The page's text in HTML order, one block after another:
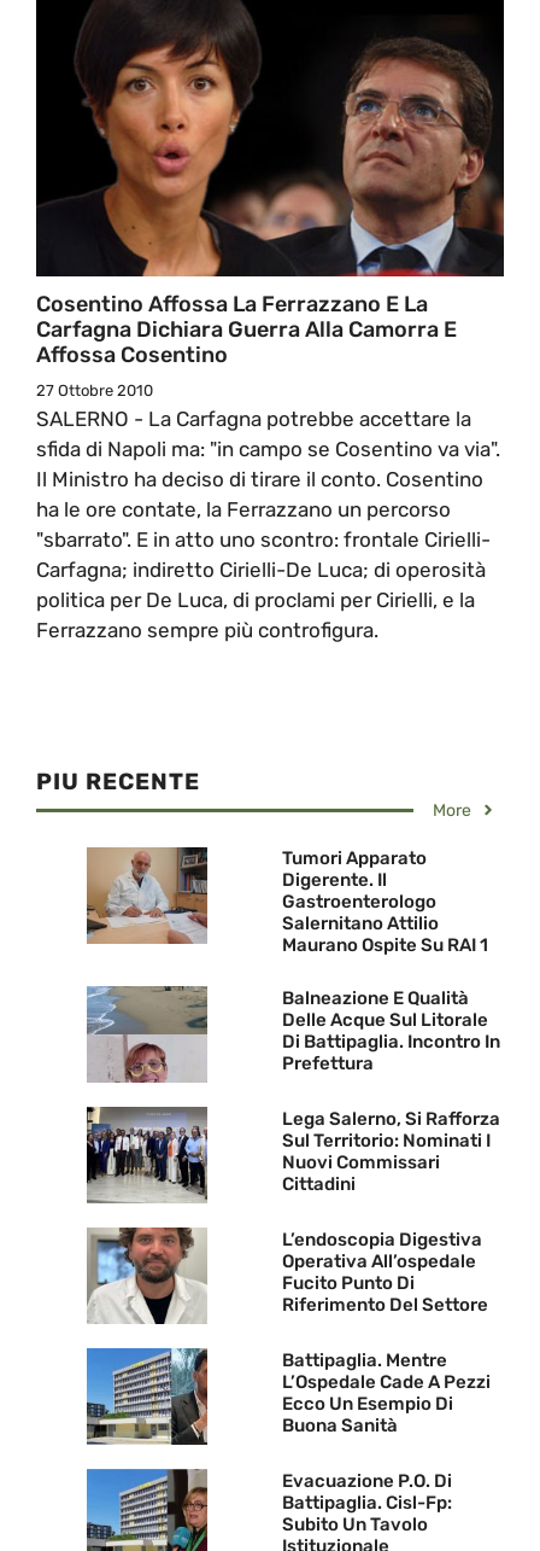
Cosentino Affossa La Ferrazzano E La
Carfagna Dichiara Guerra Alla Camorra E
Affossa Cosentino
27 Ottobre 2010
SALERNO - La Carfagna potrebbe accettare la
sfida di Napoli ma: "in campo se Cosentino va via".
Il Ministro ha deciso di tirare il conto. Cosentino
ha le ore contate, la Ferrazzano un percorso
"sbarrato". E in atto uno scontro: frontale Cirielli-
Carfagna; indiretto Cirielli-De Luca; di operosità
politica per De Luca, di proclami per Cirielli, e la
Ferrazzano sempre più controfigura.
PIU RECENTE
More
Tumori Apparato
Digerente. Il
Gastroenterologo
Salernitano Attilio
Maurano Ospite Su RAI 1
Balneazione E Qualità
Delle Acque Sul Litorale
Di Battipaglia. Incontro In
Prefettura
Lega Salerno, Si Rafforza
Sul Territorio: Nominati I
Nuovi Commissari
Cittadini
L’endoscopia Digestiva
Operativa All’ospedale
Fucito Punto Di
Riferimento Del Settore
Battipaglia. Mentre
L’Ospedale Cade A Pezzi
Ecco Un Esempio Di
Buona Sanità
Evacuazione P.O. Di
Battipaglia. Cisl-Fp:
Subito Un Tavolo
Istituzionale